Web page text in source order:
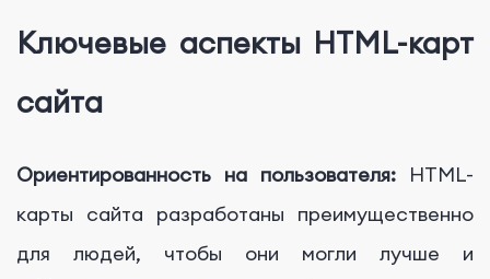
Ключевые аспекты HTML-карт
сайта
Ориентированность на пользователя: HTML-
карты сайта разработаны преимущественно
для людей, чтобы они могли лучше и